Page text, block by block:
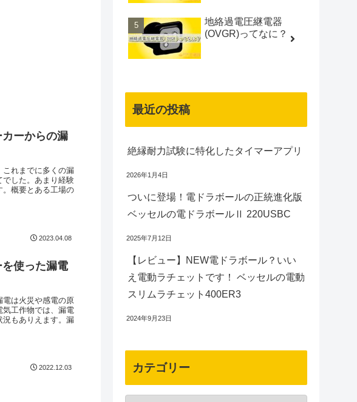
カーからの漏
これまでに多くの漏
でした。あまり経験
。概要とある工場の
2023.04.08
使った漏電
電は火災や感電の原
気工作物では、漏電
況もありえます。漏
2022.12.03
地絡過電圧継電器
(OVGR)ってなに？
最近の投稿
絶縁耐力試験に特化したタイマーアプリ
2026年1月4日
ついに登場！電ドラボールの正統進化版
ベッセルの電ドラボールⅡ 220USBC
2025年7月12日
【レビュー】NEW電ドラボール？いい
え電動ラチェットです！ ベッセルの電動
スリムラチェット400ER3
2024年9月23日
カテゴリー